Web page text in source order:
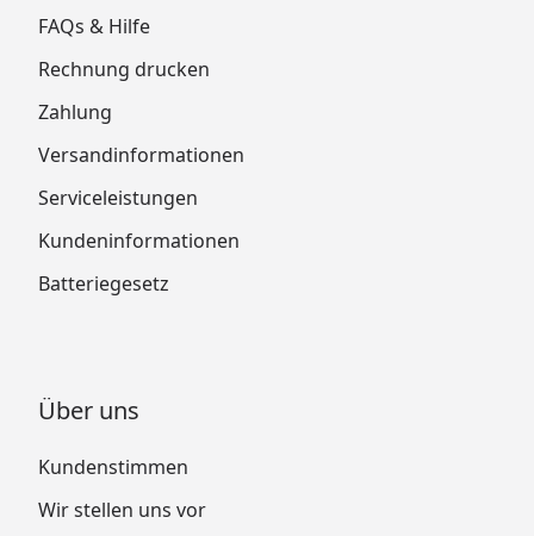
FAQs & Hilfe
Rechnung drucken
Zahlung
Versandinformationen
Serviceleistungen
Kundeninformationen
Batteriegesetz
Über uns
Kundenstimmen
Wir stellen uns vor